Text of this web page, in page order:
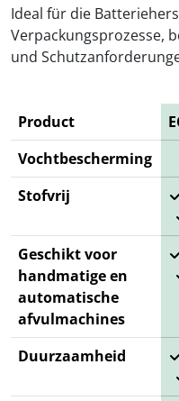
Ideal für die
Verpackungsprozesse,
und
Product
Vochtbescherming
Stofvrij
Geschikt voor
handmatige en
automatische
afvulmachines
Duurzaamheid